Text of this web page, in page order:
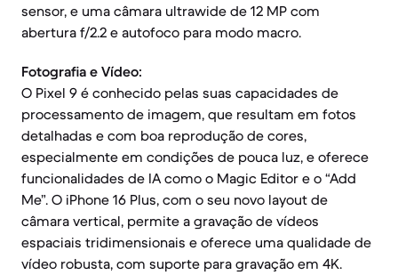
sensor, e uma câmara ultrawide de 12 MP com
abertura f/2.2 e autofoco para modo macro.
Fotografia e Vídeo:
O Pixel 9 é conhecido pelas suas capacidades de
processamento de imagem, que resultam em fotos
detalhadas e com boa reprodução de cores,
especialmente em condições de pouca luz, e oferece
funcionalidades de IA como o Magic Editor e o “Add
Me”. O iPhone 16 Plus, com o seu novo layout de
câmara vertical, permite a gravação de vídeos
espaciais tridimensionais e oferece uma qualidade de
vídeo robusta, com suporte para gravação em 4K.